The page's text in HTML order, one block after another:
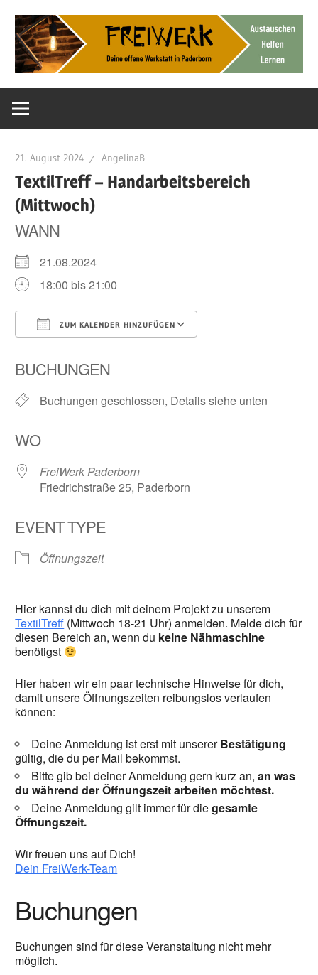
Inhalt
springen
FreiWerk
Paderborn
offene
21. August 2024 AngelinaB
TextilTreff – Handarbeitsbereich
(Mittwoch)
WANN
21.08.2024
18:00 bis 21:00
ZUM KALENDER HINZUFÜGEN
BUCHUNGEN
Buchungen geschlossen, Details siehe unten
WO
FreiWerk Paderborn
Friedrichstraße 25, Paderborn
EVENT TYPE
Öffnungszeit
Hier kannst du dich mit deinem Projekt zu unserem
TextilTreff (Mittwoch 18-21 Uhr) anmelden. Melde dich für
diesen Bereich an, wenn du keine Nähmaschine
benötigst
Hier haben wir ein paar technische Hinweise für dich,
damit unsere Öffnungszeiten reibungslos verlaufen
können:
Deine Anmeldung ist erst mit unsererBestätigung
gültig, die du per Mail bekommst.
Bitte gib bei deiner Anmeldung gern kurz an,an was
du während der Öffnungszeit arbeiten möchtest.
Deine Anmeldung gilt immer für diegesamte
Öffnungszeit.
Wir freuen uns auf Dich!
Dein FreiWerk-Team
Buchungen
Buchungen sind für diese Veranstaltung nicht mehr
möglich.